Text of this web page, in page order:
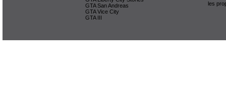
GTA San Andreas
GTA Vice City
GTA III
les